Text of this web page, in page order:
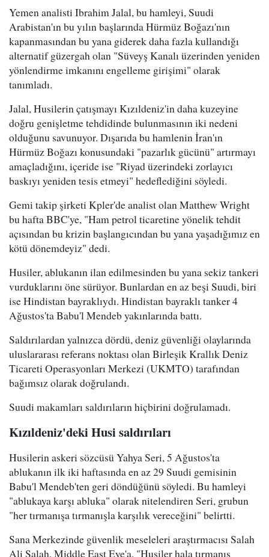
Yemen analisti Ibrahim Jalal, bu hamleyi, Suudi
Arabistan'ın bu yılın başlarında Hürmüz Boğazı'nın
kapanmasından bu yana giderek daha fazla kullandığı
alternatif güzergah olan "Süveyş Kanalı üzerinden yeniden
yönlendirme imkanını engelleme girişimi" olarak
tanımladı.
Jalal, Husilerin çatışmayı Kızıldeniz'in daha kuzeyine
doğru genişletme tehdidinde bulunmasının iki nedeni
olduğunu savunuyor. Dışarıda bu hamlenin İran'ın
Hürmüz Boğazı konusundaki "pazarlık gücünü" artırmayı
amaçladığını, içeride ise "Riyad üzerindeki zorlayıcı
baskıyı yeniden tesis etmeyi" hedeflediğini söyledi.
Gemi takip şirketi Kpler'de analist olan Matthew Wright
bu hafta BBC'ye, "Ham petrol ticaretine yönelik tehdit
açısından bu krizin başlangıcından bu yana yaşadığımız en
kötü dönemdeyiz" dedi.
Husiler, ablukanın ilan edilmesinden bu yana sekiz tankeri
vurduklarını öne sürüyor. Bunlardan en az beşi Suudi, biri
ise Hindistan bayraklıydı. Hindistan bayraklı tanker 4
Ağustos'ta Babu'l Mendeb yakınlarında battı.
Saldırılardan yalnızca dördü, deniz güvenliği olaylarında
uluslararası referans noktası olan Birleşik Krallık Deniz
Ticareti Operasyonları Merkezi (UKMTO) tarafından
bağımsız olarak doğrulandı.
Suudi makamları saldırıların hiçbirini doğrulamadı.
Kızıldeniz'deki Husi saldırıları
Husilerin askeri sözcüsü Yahya Seri, 5 Ağustos'ta
ablukanın ilk iki haftasında en az 29 Suudi gemisinin
Babu'l Mendeb'ten geri döndüğünü söyledi. Bu hamleyi
"ablukaya karşı abluka" olarak nitelendiren Seri, grubun
"her tırmanışa tırmanışla karşılık vereceğini" belirtti.
Sana Merkezinde güvenlik meseleleri araştırmacısı Salah
Ali Salah, Middle East Eye'a, "Husiler hala tırmanış